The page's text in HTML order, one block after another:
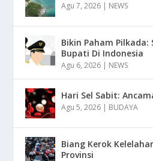
Agu 7, 2026 | NEWS
Bikin Paham Pilkada:
Bupati Di Indonesia
Agu 6, 2026 | NEWS
Hari Sel Sabit:
Agu 5, 2026 | BUDAYA
Biang Kerok
Provinsi